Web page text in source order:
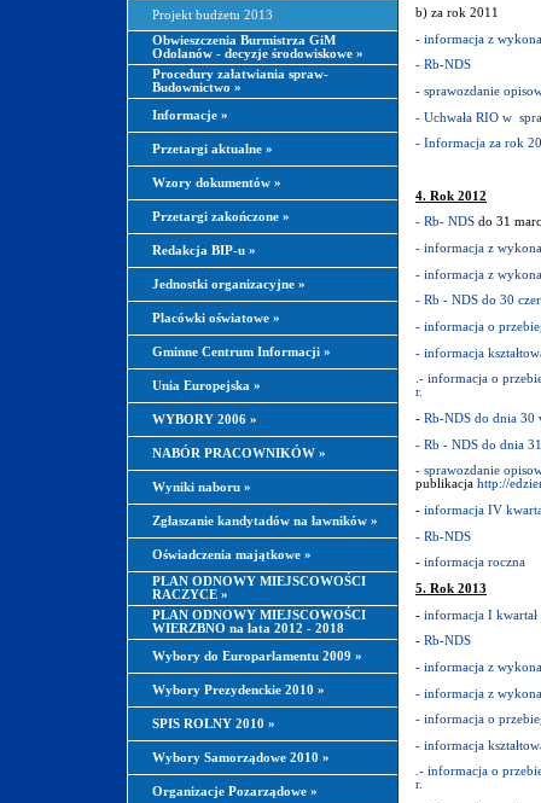
Projekt budżetu 2013
Obwieszczenia Burmistrza GiM
Odolanów - decyzje środowiskowe »
Procedury załatwiania spraw-
Budownictwo »
Informacje »
Przetargi aktualne »
Wzory dokumentów »
Przetargi zakończone »
Redakcja BIP-u »
Jednostki organizacyjne »
Placówki oświatowe »
Gminne Centrum Informacji »
Unia Europejska »
WYBORY 2006 »
NABÓR PRACOWNIKÓW »
Wyniki naboru »
Zgłaszanie kandytadów na ławników »
Oświadczenia majątkowe »
PLAN ODNOWY MIEJSCOWOŚCI
RACZYCE »
PLAN ODNOWY MIEJSCOWOŚCI
WIERZBNO na lata 2012 - 2018
Wybory do Europarlamentu 2009 »
Wybory Prezydenckie 2010 »
SPIS ROLNY 2010 »
Wybory Samorządowe 2010 »
Organizacje Pozarządowe »
b) za rok 2011
- informacja z
- Rb-NDS
- sprawozdanie
- Uchwała RIO w
- Informacja za rok
4. Rok 2012
- Rb- NDS do 31
- informacja z
- informacja z
- Rb - NDS do 30
- informacja o
- informacja
.- informacja o
r.
- Rb-NDS do dnia 30
- Rb - NDS do dnia
- sprawozdanie
publikacja http://
- informacja IV
- Rb-NDS
- informacja roczna
5. Rok 2013
- informacja I kwartał
- Rb-NDS
- informacja z
- informacja z
- informacja o
- informacja
.- informacja o
r.